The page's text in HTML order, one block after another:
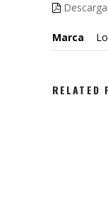
Marca
RELATED